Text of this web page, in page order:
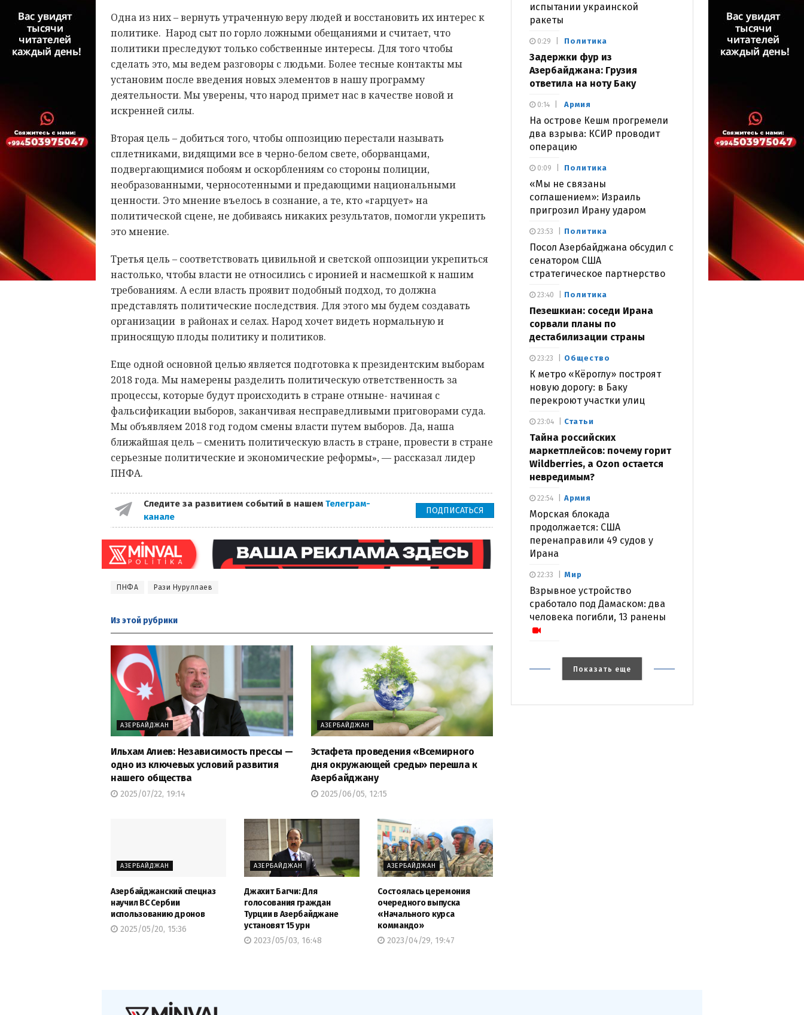
Одна из них – вернуть утраченную веру людей и восстановить их интерес к
политике. Народ сыт по горло ложными обещаниями и считает, что
политики преследуют только собственные интересы. Для того чтобы
сделать это, мы ведем разговоры с людьми. Более тесные контакты мы
установим после введения новых элементов в нашу программу
деятельности. Мы уверены, что народ примет нас в качестве новой и
искренней силы.
Вторая цель – добиться того, чтобы оппозицию перестали называть
сплетниками, видящими все в черно-белом свете, оборванцами,
подвергающимися побоям и оскорблениям со стороны полиции,
необразованными, черносотенными и предающими национальными
ценности. Это мнение въелось в сознание, а те, кто «гарцует» на
политической сцене, не добиваясь никаких результатов, помогли укрепить
это мнение.
Третья цель – соответствовать цивильной и светской оппозиции укрепиться
настолько, чтобы власти не относились с иронией и насмешкой к нашим
требованиям. А если власть проявит подобный подход, то должна
представлять политические последствия. Для этого мы будем создавать
организации в районах и селах. Народ хочет видеть нормальную и
приносящую плоды политику и политиков.
Еще одной основной целью является подготовка к президентским выборам
2018 года. Мы намерены разделить политическую ответственность за
процессы, которые будут происходить в стране отныне- начиная с
фальсификации выборов, заканчивая несправедливыми приговорами суда.
Мы объявляем 2018 год годом смены власти путем выборов. Да, наша
ближайшая цель – сменить политическую власть в стране, провести в стране
серьезные политические и экономические реформы», — рассказал лидер
ПНФА.
Следите за развитием событий в нашем Телеграм-
канале
ПОДПИСАТЬСЯ
ПНФА Рази Нуруллаев
Из этой рубрики
АЗЕРБАЙДЖАН
Ильхам Алиев: Независимость прессы —
одно из ключевых условий развития
нашего общества
2025/07/22, 19:14
АЗЕРБАЙДЖАН
Эстафета проведения «Всемирного
дня окружающей среды» перешла к
Азербайджану
2025/06/05, 12:15
АЗЕРБАЙДЖАН
Азербайджанский спецназ
научил ВС Сербии
использованию дронов
2025/05/20, 15:36
АЗЕРБАЙДЖАН
Джахит Багчи: Для
голосования граждан
Турции в Азербайджане
установят 15 урн
2023/05/03, 16:48
АЗЕРБАЙДЖАН
Состоялась церемония
очередного выпуска
«Начального курса
коммандо»
2023/04/29, 19:47
испытании украинской
ракеты
Политика
Задержки фур из
Азербайджана: Грузия
ответила на ноту Баку
0:29
Армия
На острове Кешм прогремели
два взрыва: КСИР проводит
операцию
0:14
Политика
«Мы не связаны
соглашением»: Израиль
пригрозил Ирану ударом
0:09
Политика
Посол Азербайджана обсудил с
сенатором США
стратегическое партнерство
23:53
Политика
Пезешкиан: соседи Ирана
сорвали планы по
дестабилизации страны
23:40
Общество
К метро «Кёроглу» построят
новую дорогу: в Баку
перекроют участки улиц
23:23
Статьи
Тайна российских
маркетплейсов: почему горит
Wildberries, а Ozon остается
невредимым?
23:04
Армия
Морская блокада
продолжается: США
перенаправили 49 судов у
Ирана
22:54
Мир
Взрывное устройство
сработало под Дамаском: два
человека погибли, 13 ранены
22:33
Показать еще